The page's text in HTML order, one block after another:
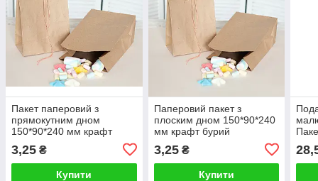
Пакет паперовий з
прямокутним дном
150*90*240 мм крафт
продуктів
3,25 ₴
Купити
Паперовий пакет з
плоским дном 150*90*240
мм крафт бурий
ручек
3,25₴
Купити
з